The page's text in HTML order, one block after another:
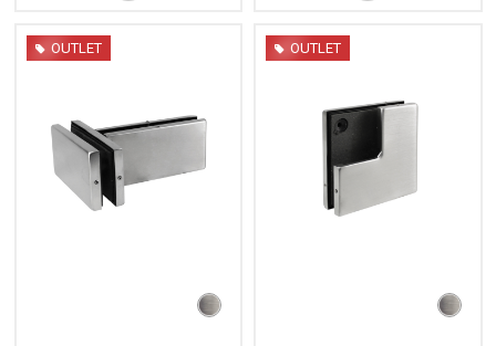
OUTLET OUTLET